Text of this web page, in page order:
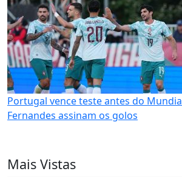
Portugal vence teste antes do
Fernandes assinam os golos
Mais Vistas